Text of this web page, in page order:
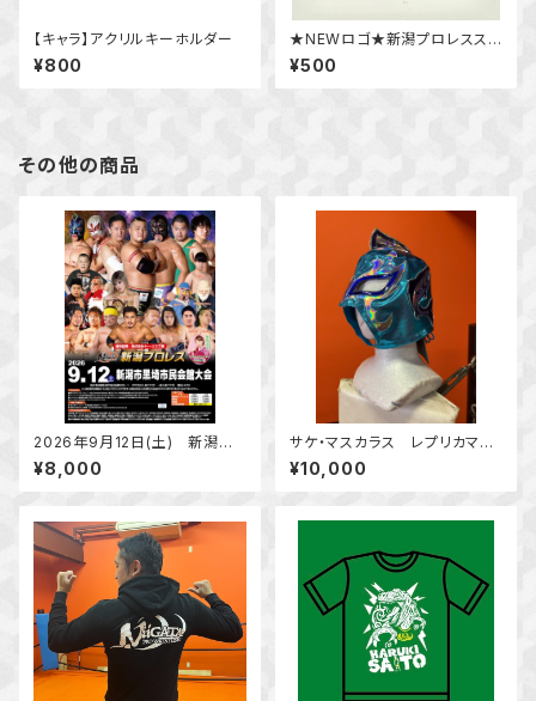
【キャラ】アクリルキーホルダー
¥800
★NEWロゴ★新潟プロレスステ
ッカー
¥500
その他の商品
2026年9月12日(土) 新潟プ
ロレス 新潟市黒埼市民会館大
会 最前列スーパーシート
¥8,000
サケ・マスカラス レプリカマス
ク
¥10,000